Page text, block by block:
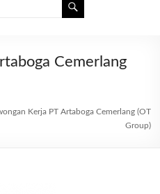
Cemerlang
Kerja PT Artaboga Cemerlang (OT
Group)